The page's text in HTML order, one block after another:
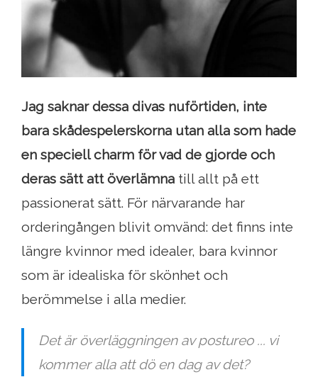
Jag saknar dessa divas nuförtiden, inte
bara skådespelerskorna utan alla som hade
en speciell charm för vad de gjorde och
deras sätt att överlämna till allt på ett
passionerat sätt. För närvarande har
orderingången blivit omvänd: det finns inte
längre kvinnor med idealer, bara kvinnor
som är idealiska för skönhet och
berömmelse i alla medier.
Det är överläggningen av postureo ... vi
kommer alla att dö en dag av det?